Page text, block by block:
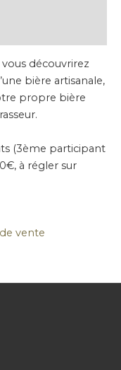
découvrirez
bière artisanale,
propre bière
(3ème participant
à régler sur
vente